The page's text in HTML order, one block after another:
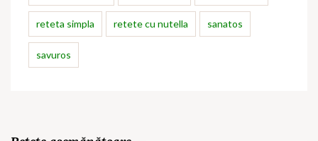
reteta simpla retete cu nutella sanatos
savuros